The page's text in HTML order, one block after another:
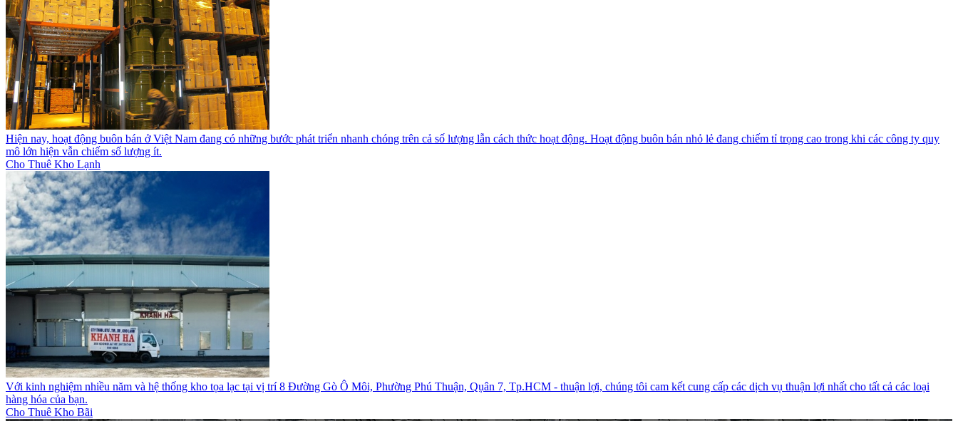
Hiện nay, hoạt động buôn bán ở Việt Nam đang có những bước phát triển nhanh chóng trên cả số lượng lẫn cách thức hoạt động. Hoạt động buôn bán nhỏ lẻ đang chiếm tỉ trọng cao trong khi các công ty quy
mô lớn hiện vẫn chiếm số lượng ít.
Cho Thuê Kho Lạnh
Với kinh nghiệm nhiều năm và hệ thống kho tọa lạc tại vị trí 8 Đường Gò Ô Môi, Phường Phú Thuận, Qụân 7, Tp.HCM - thuận lợi, chúng tôi cam kết cung cấp các dịch vụ thuận lợi nhất cho tất cả các loại
hàng hóa của bạn.
Cho Thuê Kho Bãi